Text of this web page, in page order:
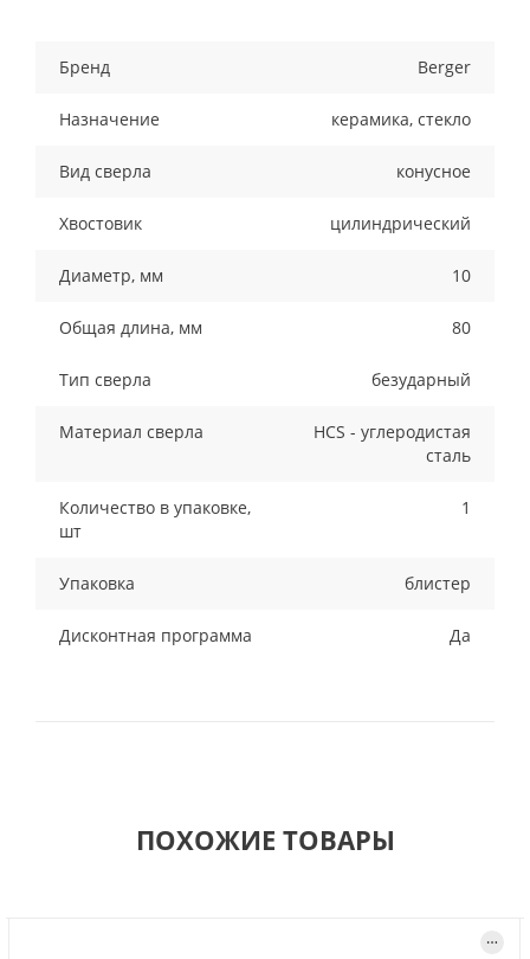
Бренд Berger
Назначение керамика, стекло
Вид сверла конусное
Хвостовик цилиндрический
Диаметр, мм 10
Общая длина, мм 80
Тип сверла безударный
Материал сверла
HCS - углеродистая
сталь
Количество в упаковке,
шт
1
Упаковка блистер
Дисконтная программа Да
ПОХОЖИЕ ТОВАРЫ